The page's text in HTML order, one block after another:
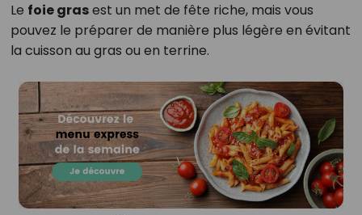
Le foie grasest un met de fête riche, mais vous
pouvez le préparer de manière plus légère en évitant
la cuisson au gras ou en terrine.